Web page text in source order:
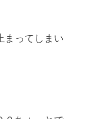
まってしまい